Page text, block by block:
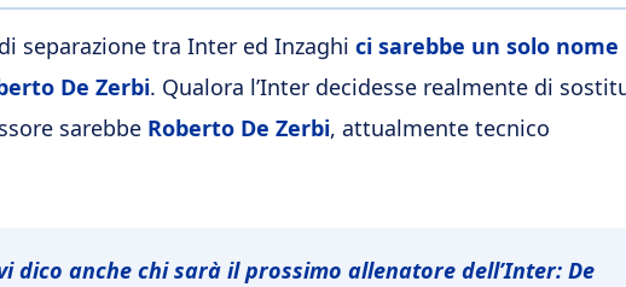
separazione tra Inter ed Inzaghi ci sarebbe un solo nome
De Zerbi. Qualora l’Inter decidesse realmente di
sarebbe Roberto De Zerbi, attualmente tecnico
dico anche chi sarà il prossimo allenatore dell’Inter: De